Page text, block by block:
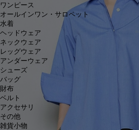
ワンピース
オールインワン・サロペット
水着
ヘッドウェア
ネックウェア
レッグウェア
アンダーウェア
シューズ
バッグ
財布
ベルト
アクセサリ
その他
雑貨小物